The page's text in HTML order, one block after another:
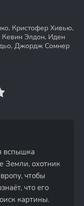
Кристофер Хивью,
Элдон, Иден
Джордж Сомнер
вспышка
Земли, охотник
чтобы
что его
картины.